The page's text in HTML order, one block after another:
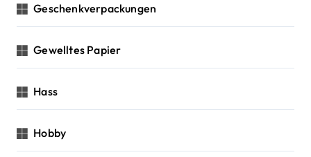
Geschenkverpackungen
Gewelltes Papier
Hass
Hobby